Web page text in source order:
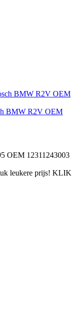
BMW R2V OEM
OEM 12311243003
leukere prijs! KLIK